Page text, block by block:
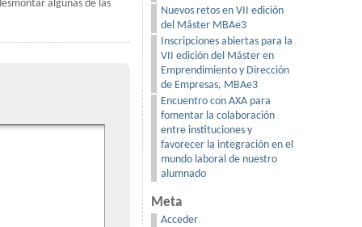
algunas de las
Nuevos retos en VII edición
del Máster MBAe3
Inscripciones abiertas para la
VII edición del Máster en
Emprendimiento y Dirección
de Empresas, MBAe3
Encuentro con AXA para
fomentar la colaboración
entre instituciones y
favorecer la integración en el
mundo laboral de nuestro
alumnado
Meta
Acceder